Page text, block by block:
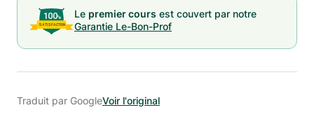
Le premier cours est couvert par notre
Garantie Le-Bon-Prof
Traduit par GoogleVoir l'original